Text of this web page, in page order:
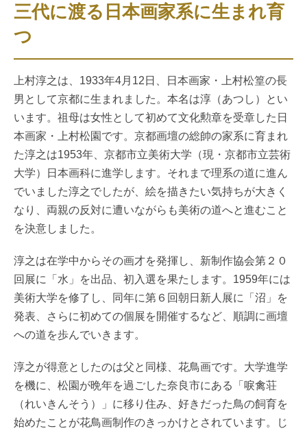
三代に渡る日本画家系に生まれ育
つ
上村淳之は、1933年4月12日、日本画家・上村松篁の長
男として京都に生まれました。本名は淳（あつし）とい
います。祖母は女性として初めて文化勲章を受章した日
本画家・上村松園です。京都画壇の総帥の家系に育まれ
た淳之は1953年、京都市立美術大学（現・京都市立芸術
大学）日本画科に進学します。それまで理系の道に進ん
でいました淳之でしたが、絵を描きたい気持ちが大きく
なり、両親の反対に遭いながらも美術の道へと進むこと
を決意しました。
淳之は在学中からその画才を発揮し、新制作協会第２０
回展に「水」を出品、初入選を果たします。1959年には
美術大学を修了し、同年に第６回朝日新人展に「沼」を
発表、さらに初めての個展を開催するなど、順調に画壇
への道を歩んでいきます。
淳之が得意としたのは父と同様、花鳥画です。大学進学
を機に、松園が晩年を過ごした奈良市にある「唳禽荘
（れいきんそう）」に移り住み、好きだった鳥の飼育を
始めたことが花鳥画制作のきっかけとされています。じ